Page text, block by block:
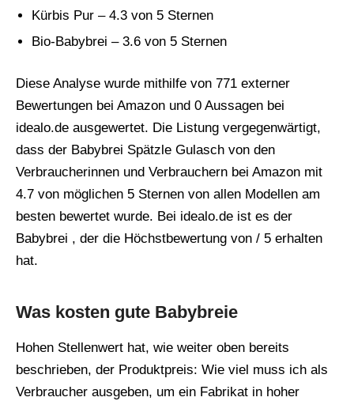
Kürbis Pur – 4.3 von 5 Sternen
Bio-Babybrei – 3.6 von 5 Sternen
Diese Analyse wurde mithilfe von 771 externer
Bewertungen bei Amazon und 0 Aussagen bei
idealo.de ausgewertet. Die Listung vergegenwärtigt,
dass der Babybrei Spätzle Gulasch von den
Verbraucherinnen und Verbrauchern bei Amazon mit
4.7 von möglichen 5 Sternen von allen Modellen am
besten bewertet wurde. Bei idealo.de ist es der
Babybrei , der die Höchstbewertung von / 5 erhalten
hat.
Was kosten gute Babybreie
Hohen Stellenwert hat, wie weiter oben bereits
beschrieben, der Produktpreis: Wie viel muss ich als
Verbraucher ausgeben, um ein Fabrikat in hoher